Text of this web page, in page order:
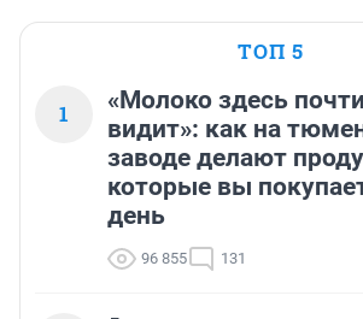
ТОП 5
1
«Молоко здесь
видит»: как на
заводе делают
которые вы
день
96 855 131